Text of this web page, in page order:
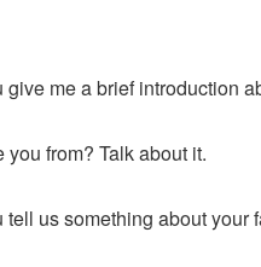
give me a brief introduction
you from? Talk about it.
tell us something about your